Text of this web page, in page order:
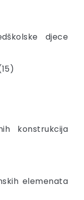
djece
konstrukcija
elemenata